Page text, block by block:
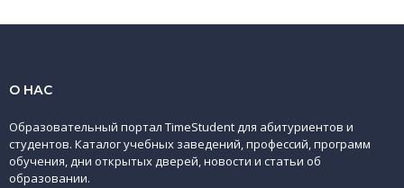
О НАС
Образовательный портал TimeStudent для абитуриентов и
студентов. Каталог учебных заведений, профессий, программ
обучения, дни открытых дверей, новости и статьи об
образовании.